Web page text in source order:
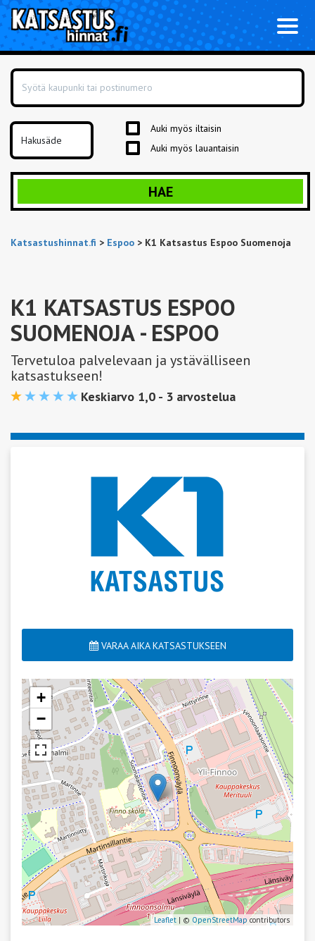
Auki myös iltaisin
Auki myös lauantaisin
HAE
Katsastushinnat.fi > Espoo > K1 Katsastus Espoo Suomenoja
K1 KATSASTUS ESPOO
SUOMENOJA- ESPOO
Tervetuloa palvelevaan ja ystävälliseen
katsastukseen!
Keskiarvo 1,0 - 3 arvostelua
VARAA AIKA KATSASTUKSEEN
+
−
Leaflet | © OpenStreetMapcontributors